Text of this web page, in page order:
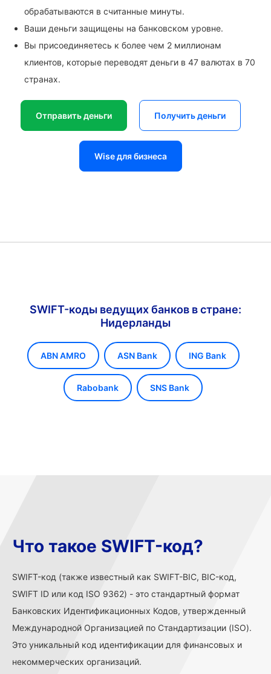
обрабатываются в считанные минуты.
Ваши деньги защищены на банковском уровне.
Вы присоединяетесь к более чем 2 миллионам
клиентов, которые переводят деньги в 47 валютах в 70
странах.
Отправить деньги Получить деньги
Wise для бизнеса
SWIFT-коды ведущих банков в стране:
Нидерланды
ABN AMRO ASN Bank ING Bank
Rabobank SNS Bank
Что такое SWIFT-код?
SWIFT-код (также известный как SWIFT-BIC, BIC-код,
SWIFT ID или код ISO 9362) - это стандартный формат
Банковских Идентификационных Кодов, утвержденный
Международной Организацией по Стандартизации (ISO).
Это уникальный код идентификации для финансовых и
некоммерческих организаций.